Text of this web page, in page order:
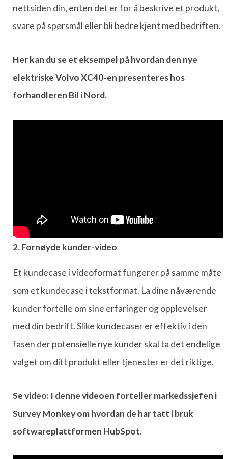
nettsiden din, enten det er for å beskrive et produkt,
svare på spørsmål eller bli bedre kjent med bedriften.
Her kan du se et eksempel på hvordan den nye
elektriske Volvo XC40-en presenteres hos
forhandleren Bil i Nord.
2. Fornøyde kunder-video
Et kundecase i videoformat fungerer på samme måte
som et kundecase i tekstformat. La dine nåværende
kunder fortelle om sine erfaringer og opplevelser
med din bedrift. Slike kundecaser er effektiv i den
fasen der potensielle nye kunder skal ta det endelige
valget om ditt produkt eller tjenester er det riktige.
Se video: I denne videoen forteller markedssjefen i
Survey Monkey om hvordan de har tatt i bruk
softwareplattformen HubSpot.